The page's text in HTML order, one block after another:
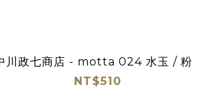
川政七商店 - motta 024 水玉 / 粉
NT$510